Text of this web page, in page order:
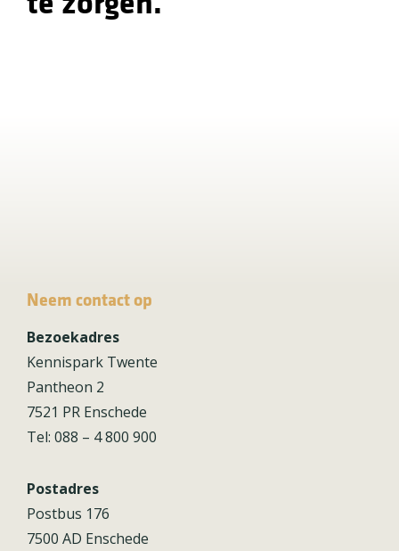
Neem contact op
Bezoekadres
Kennispark Twente
Pantheon 2
7521 PR Enschede
Tel: 088 – 4 800 900
Postadres
Postbus 176
7500 AD Enschede